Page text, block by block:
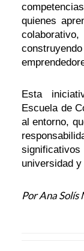
quienes
Esta
Escuela de
al entorno,
universidad
Por Ana Solís